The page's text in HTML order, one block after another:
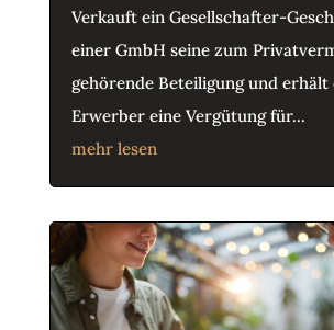
Verkauft ein Gesellschafter-
einer GmbH seine zum
gehörende Beteiligung und erhält
Erwerber eine Vergütung für...
mehr lesen